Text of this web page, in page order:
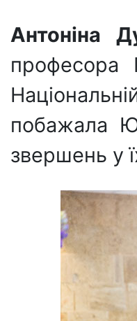
Антоніна
професора
побажала
звершень у